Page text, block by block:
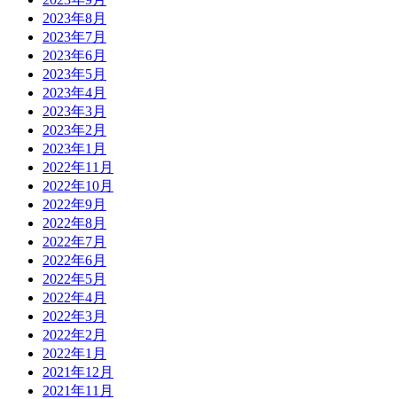
2023年8月
2023年7月
2023年6月
2023年5月
2023年4月
2023年3月
2023年2月
2023年1月
2022年11月
2022年10月
2022年9月
2022年8月
2022年7月
2022年6月
2022年5月
2022年4月
2022年3月
2022年2月
2022年1月
2021年12月
2021年11月